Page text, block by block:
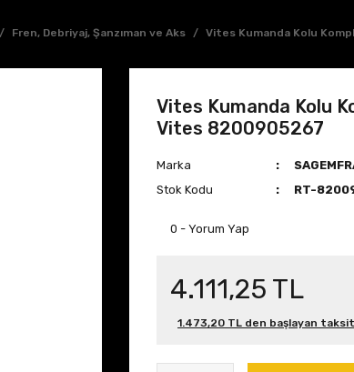
Fren, Debriyaj, Şanzıman ve Aks Vites Kumanda Kolu
Vites Kumanda Kolu
Vites 8200905267
Marka
Stok Kodu
RT-
0 - Yorum Yap
4.111,25 TL
1.473,20 TL den başlayan